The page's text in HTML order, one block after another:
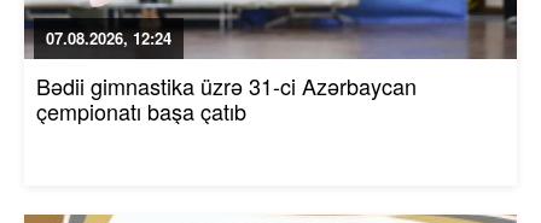
07.08.2026, 12:24
Bədii gimnastika üzrə 31-ci Azərbaycan
çempionatı başa çatıb